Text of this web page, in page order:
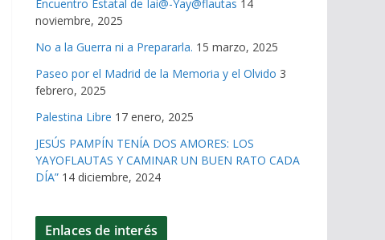
Encuentro Estatal de Iai@-Yay@flautas 14
noviembre, 2025
No a la Guerra ni a Prepararla. 15 marzo, 2025
Paseo por el Madrid de la Memoria y el Olvido 3
febrero, 2025
Palestina Libre 17 enero, 2025
JESÚS PAMPÍN TENÍA DOS AMORES: LOS
YAYOFLAUTAS Y CAMINAR UN BUEN RATO CADA
DÍA” 14 diciembre, 2024
Enlaces de interés